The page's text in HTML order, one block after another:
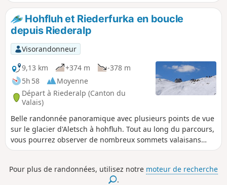
Hohfluh et Riederfurka en boucle
depuis Riederalp
Visorandonneur
9,13 km
+374 m
-378 m
5h 58
Moyenne
Départ à Riederalp (Canton du
Valais)
Belle randonnée panoramique avec plusieurs points de vue
sur le glacier d'Aletsch à hohfluh. Tout au long du parcours,
vous pourrez observer de nombreux sommets valaisans
dépassant les 4000 mètres, tels que le Weissmies, la
Pour plus de randonnées, utilisez notre moteur de recherche
.